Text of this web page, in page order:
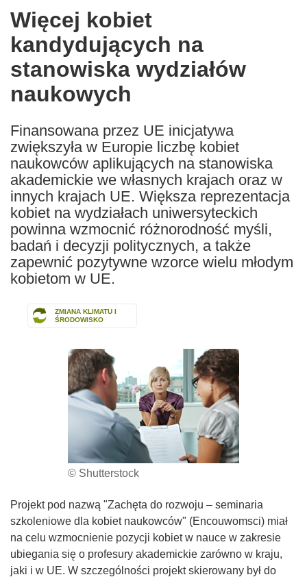
the
following
languages:
Więcej kobiet
kandydujących na
stanowiska wydziałów
naukowych
Finansowana przez UE inicjatywa
zwiększyła w Europie liczbę kobiet
naukowców aplikujących na stanowiska
akademickie we własnych krajach oraz w
innych krajach UE. Większa reprezentacja
kobiet na wydziałach uniwersyteckich
powinna wzmocnić różnorodność myśli,
badań i decyzji politycznych, a także
zapewnić pozytywne wzorce wielu młodym
kobietom w UE.
ZMIANA KLIMATU I
ŚRODOWISKO
© Shutterstock
Projekt pod nazwą "Zachęta do rozwoju – seminaria
szkoleniowe dla kobiet naukowców" (Encouwomsci) miał
na celu wzmocnienie pozycji kobiet w nauce w zakresie
ubiegania się o profesury akademickie zarówno w kraju,
jaki i w UE. W szczególności projekt skierowany był do